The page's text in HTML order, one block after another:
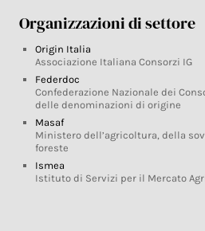
Organizzazioni di settore
Origin Italia
Associazione Italiana Consorzi IG
Federdoc
Confederazione Nazionale dei
delle denominazioni di origine
Masaf
Ministero dell’agricoltura, della
foreste
Ismea
Istituto di Servizi per il Mercato